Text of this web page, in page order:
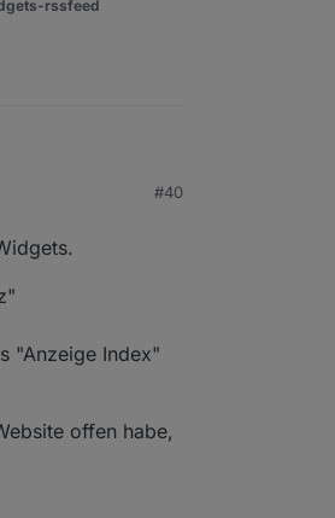
rssfeed
#40
"Anzeige Index"
offen habe,